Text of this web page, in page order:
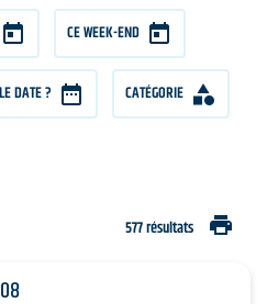
CE WEEK-END
DATE ? CATÉGORIE
577 résultats print
08